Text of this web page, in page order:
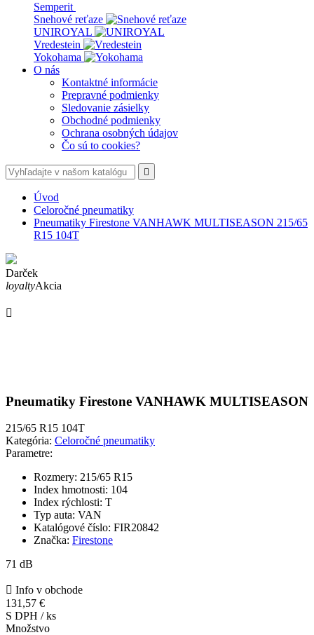
Semperit
Snehové reťaze
UNIROYAL
Vredestein
Yokohama
O nás
Kontaktné informácie
Prepravné podmienky
Sledovanie zásielky
Obchodné podmienky
Ochrana osobných údajov
Čo sú to cookies?

Úvod
Celoročné pneumatiky
Pneumatiky Firestone VANHAWK MULTISEASON 215/65
R15 104T
Darček
loyaltyAkcia

Pneumatiky Firestone VANHAWK MULTISEASON
215/65 R15 104T
Kategória: Celoročné pneumatiky
Parametre:
Rozmery: 215/65 R15
Index hmotnosti: 104
Index rýchlosti: T
Typ auta: VAN
Katalógové číslo: FIR20842
Značka: Firestone
71 dB
 Info v obchode
131,57 €
S DPH / ks
Množstvo